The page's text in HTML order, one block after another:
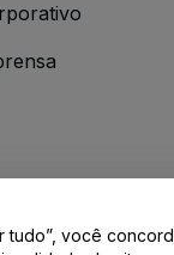
tudo”, você